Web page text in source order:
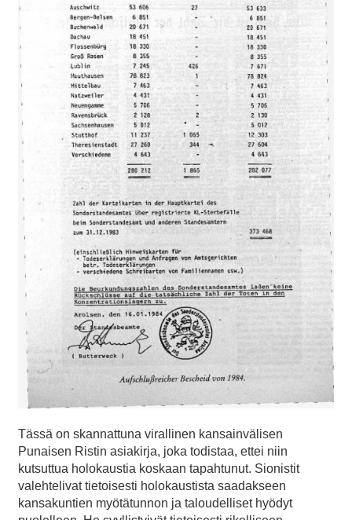
Tässä on skannattuna virallinen kansainvälisen
Punaisen Ristin asiakirja, joka todistaa, ettei niin
kutsuttua holokaustia koskaan tapahtunut. Sionistit
valehtelivat tietoisesti holokaustista saadakseen
kansakuntien myötätunnon ja taloudelliset hyödyt